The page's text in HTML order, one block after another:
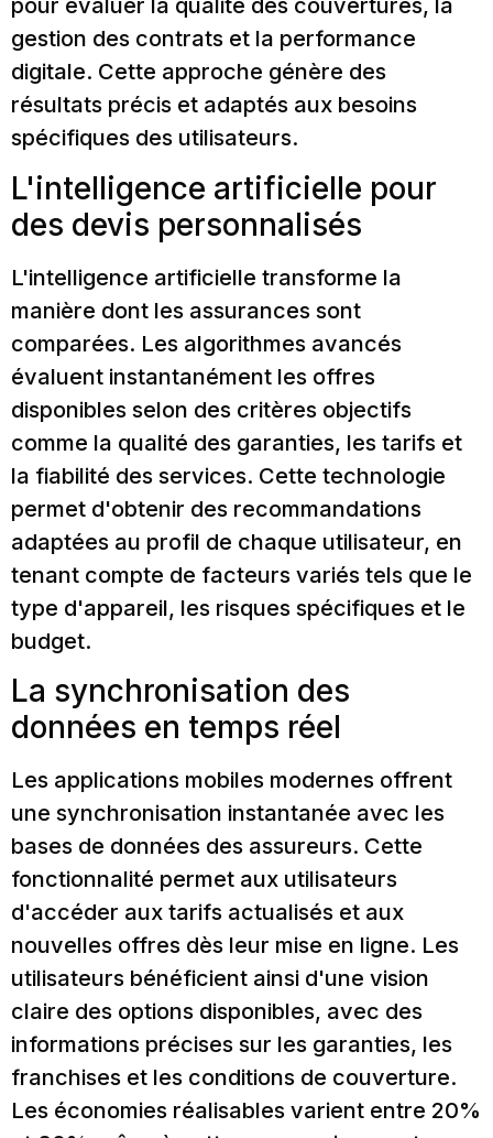
pour évaluer la qualité des couvertures, la
gestion des contrats et la performance
digitale. Cette approche génère des
résultats précis et adaptés aux besoins
spécifiques des utilisateurs.
L'intelligence artificielle pour
des devis personnalisés
L'intelligence artificielle transforme la
manière dont les assurances sont
comparées. Les algorithmes avancés
évaluent instantanément les offres
disponibles selon des critères objectifs
comme la qualité des garanties, les tarifs et
la fiabilité des services. Cette technologie
permet d'obtenir des recommandations
adaptées au profil de chaque utilisateur, en
tenant compte de facteurs variés tels que le
type d'appareil, les risques spécifiques et le
budget.
La synchronisation des
données en temps réel
Les applications mobiles modernes offrent
une synchronisation instantanée avec les
bases de données des assureurs. Cette
fonctionnalité permet aux utilisateurs
d'accéder aux tarifs actualisés et aux
nouvelles offres dès leur mise en ligne. Les
utilisateurs bénéficient ainsi d'une vision
claire des options disponibles, avec des
informations précises sur les garanties, les
franchises et les conditions de couverture.
Les économies réalisables varient entre 20%